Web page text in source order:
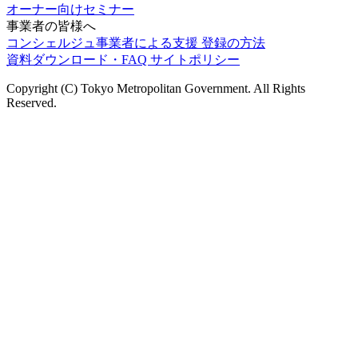
オーナー向けセミナー
事業者の皆様へ
コンシェルジュ事業者による支援 登録の方法
資料ダウンロード・FAQ サイトポリシー
Copyright (C) Tokyo Metropolitan Government. All Rights
Reserved.